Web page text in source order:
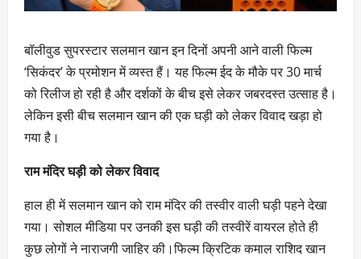
बॉलीवुड सुपरस्टार सलमान खान इन दिनों अपनी आने वाली फिल्म
‘सिकंदर’ के प्रमोशन में व्यस्त हैं। यह फिल्म ईद के मौके पर 30 मार्च
को रिलीज हो रही है और दर्शकों के बीच इसे लेकर जबरदस्त उत्साह है।
लेकिन इसी बीच सलमान खान की एक घड़ी को लेकर विवाद खड़ा हो
गया है।
राम मंदिर घड़ी को लेकर विवाद
हाल ही में सलमान खान को राम मंदिर की तस्वीर वाली घड़ी पहने देखा
गया। सोशल मीडिया पर उनकी इस घड़ी की तस्वीरें वायरल होते ही
कुछ लोगों ने नाराजगी जाहिर की।फिल्म क्रिटिक कमाल राशिद खान